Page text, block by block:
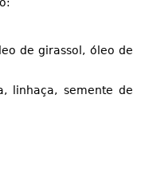
de girassol, óleo de
linhaça, semente de